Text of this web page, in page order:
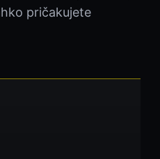
pričakujete